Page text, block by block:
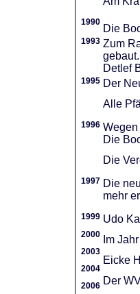
1990
Die
1993 Zum
gebaut.
Detlef
1995 Der
Alle
1996
Die
Die
1997 Die
mehr
1999
2000
2003
2004
2006
Udo
Im
Eicke
Der